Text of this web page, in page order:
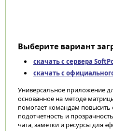
Выберите вариант
скачать с сервера
скачать с
Универсальное приложение
основанное на методе
помогает командам повысить
подотчетность и
чата, заметки и ресурсы для